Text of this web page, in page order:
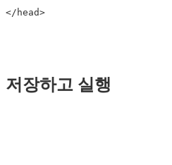
</head>
저장하고 실행